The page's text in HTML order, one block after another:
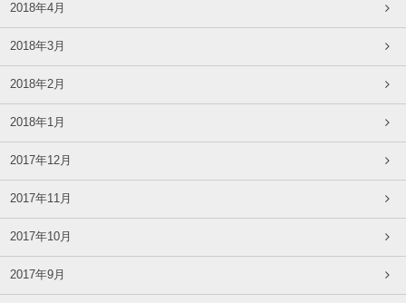
2018年4月
2018年3月
2018年2月
2018年1月
2017年12月
2017年11月
2017年10月
2017年9月